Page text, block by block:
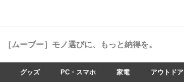
［ムーブー］ モノ選びに、もっと納得を。
グッズ PC・スマホ 家電 アウトドア